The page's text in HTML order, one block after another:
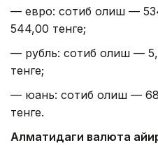
— евро: сотиб олиш —
544,00 тенге;
— рубль: сотиб олиш —
тенге;
— юань: сотиб олиш —
тенге.
Алматидаги валюта